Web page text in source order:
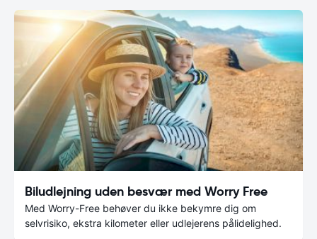
Biludlejning uden besvær med Worry Free
Med Worry-Free behøver du ikke bekymre dig om
selvrisiko, ekstra kilometer eller udlejerens pålidelighed.